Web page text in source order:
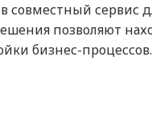
сервис
позволяют
бизнес-процессов.